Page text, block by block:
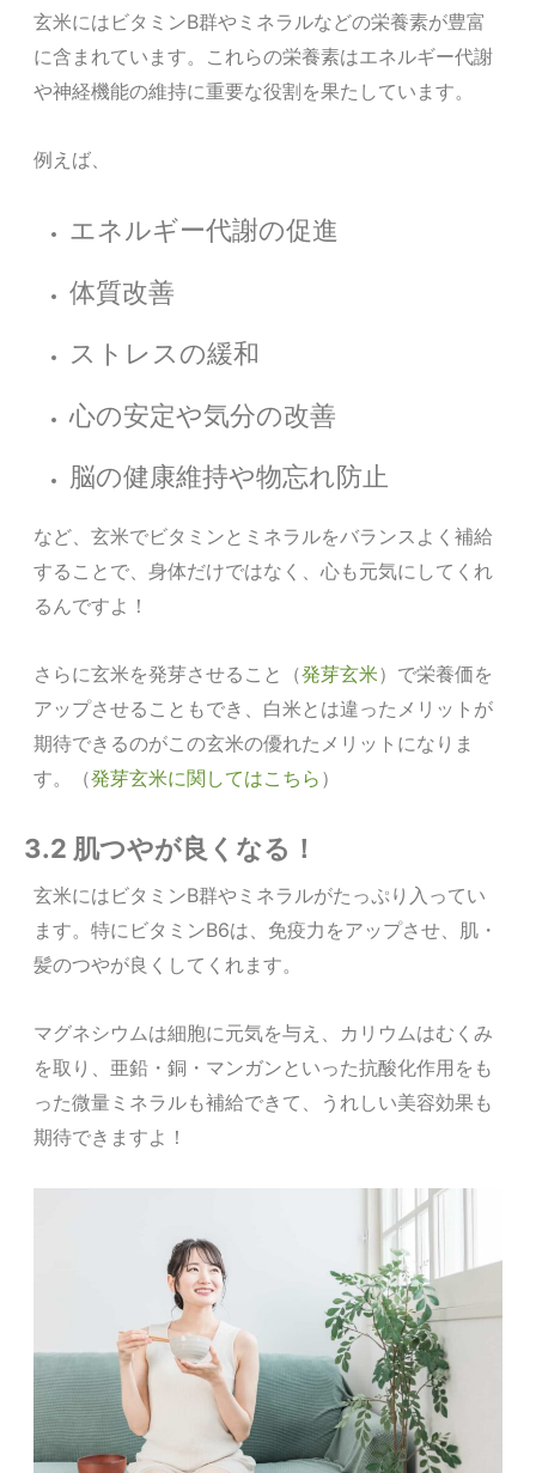
玄米にはビタミンB群やミネラルなどの栄養素が豊富
に含まれています。これらの栄養素はエネルギー代謝
や神経機能の維持に重要な役割を果たしています。
例えば、
エネルギー代謝の促進
体質改善
ストレスの緩和
心の安定や気分の改善
脳の健康維持や物忘れ防止
など、玄米でビタミンとミネラルをバランスよく補給
することで、身体だけではなく、心も元気にしてくれ
るんですよ！
さらに玄米を発芽させること（発芽玄米）で栄養価を
アップさせることもでき、白米とは違ったメリットが
期待できるのがこの玄米の優れたメリットになりま
す。（発芽玄米に関してはこちら ）
3.2 肌つやが良くなる！
玄米にはビタミンB群やミネラルがたっぷり入ってい
ます。特にビタミンB6は、免疫力をアップさせ、肌・
髪のつやが良くしてくれます。
マグネシウムは細胞に元気を与え、カリウムはむくみ
を取り、亜鉛・銅・マンガンといった抗酸化作用をも
った微量ミネラルも補給できて、うれしい美容効果も
期待できますよ！